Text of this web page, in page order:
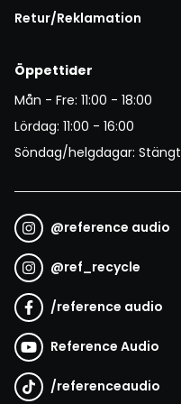
Retur/Reklamation
Öppettider
Mån - Fre: 11:00 - 18:00
Lördag: 11:00 - 16:00
Söndag/helgdagar: Stängt
@reference audio
@ref_recycle
/reference audio
Reference Audio
/referenceaudio